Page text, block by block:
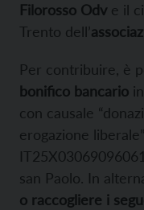
Filorosso Odv e il
Trento dell’
Per contribuire, è
bonifico bancario
con causale
erogazione
san Paolo. In
o raccogliere i